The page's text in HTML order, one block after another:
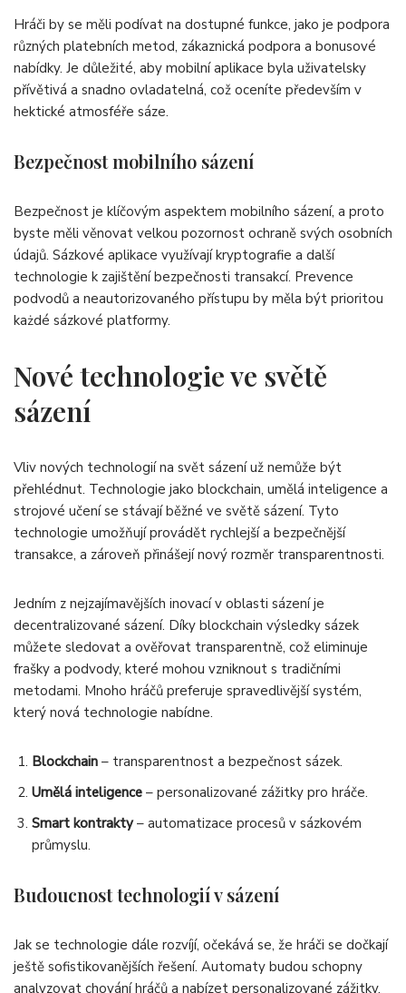
Hráči by se měli podívat na dostupné funkce, jako je podpora
různých platebních metod, zákaznická podpora a bonusové
nabídky. Je důležité, aby mobilní aplikace byla uživatelsky
přívětivá a snadno ovladatelná, což oceníte především v
hektické atmosféře sáze.
Bezpečnost mobilního sázení
Bezpečnost je klíčovým aspektem mobilního sázení, a proto
byste měli věnovat velkou pozornost ochraně svých osobních
údajů. Sázkové aplikace využívají kryptografie a další
technologie k zajištění bezpečnosti transakcí. Prevence
podvodů a neautorizovaného přístupu by měla být prioritou
każdé sázkové platformy.
Nové technologie ve světě
sázení
Vliv nových technologií na svět sázení už nemůže být
přehlédnut. Technologie jako blockchain, umělá inteligence a
strojové učení se stávají běžné ve světě sázení. Tyto
technologie umožňují provádět rychlejší a bezpečnější
transakce, a zároveň přinášejí nový rozměr transparentnosti.
Jedním z nejzajímavějších inovací v oblasti sázení je
decentralizované sázení. Díky blockchain výsledky sázek
můžete sledovat a ověřovat transparentně, což eliminuje
frašky a podvody, které mohou vzniknout s tradičními
metodami. Mnoho hráčů preferuje spravedlivější systém,
který nová technologie nabídne.
Blockchain – transparentnost a bezpečnost sázek.
Umělá inteligence – personalizované zážitky pro hráče.
Smart kontrakty– automatizace procesů v sázkovém
průmyslu.
Budoucnost technologií v sázení
Jak se technologie dále rozvíjí, očekává se, že hráči se dočkají
ještě sofistikovanějších řešení. Automaty budou schopny
analyzovat chování hráčů a nabízet personalizované zážitky.